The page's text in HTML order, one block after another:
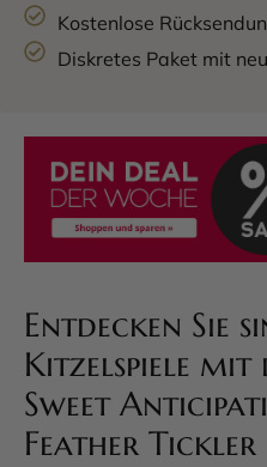
Kostenlose
Diskretes Paket mit
Entdecken Sie
Kitzelspiele mit
Sweet
Feather Tickler